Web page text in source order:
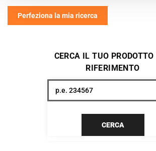
Perfeziona la mia ricerca
CERCA IL TUO PRODOTTO
RIFERIMENTO
CERCA